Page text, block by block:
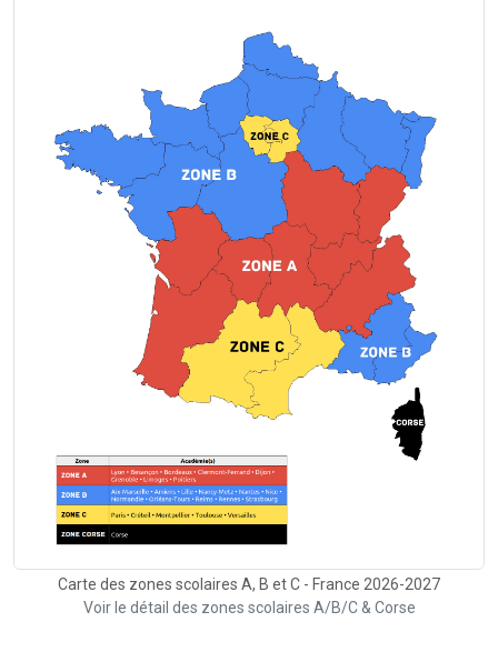
Carte des zones scolaires A, B et C - France 2026-2027
Voir le détail des zones scolaires A/B/C & Corse